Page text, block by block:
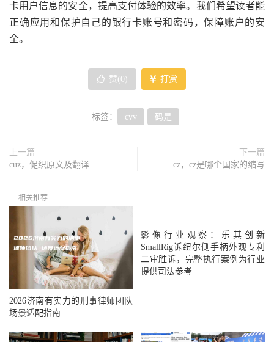
卡用户信息的安全，提高支付体验的效率。我们希望读者能
正确应用和保护自己的银行卡账号和密码，保障账户的安
全。
赞( 0 ) 打赏
标签： cvv 码是
上一篇
cuz，促织原文及翻译
下一篇
cz，cz是哪个国家的缩写
相关推荐
2026济南有实力的刑事律师团队
场景适配指南
影像行业观察：乐其创新
SmallRig诉纽尔侧手柄外观专利
二审胜诉，完整执行案例为行业
提供司法参考